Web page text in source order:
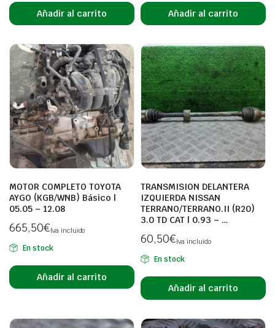
Añadir al carrito Añadir al carrito
MOTOR COMPLETO TOYOTA
AYGO (KGB/WNB) Básico |
05.05 – 12.08
665,50€Iva incluido
En stock
Añadir al carrito
TRANSMISION DELANTERA
IZQUIERDA NISSAN
TERRANO/TERRANO.II (R20)
3.0 TD CAT | 0.93 – …
60,50€Iva incluido
En stock
Añadir al carrito